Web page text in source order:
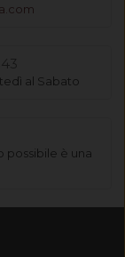
al Sabato
possibile è una